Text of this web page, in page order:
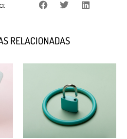
RELACIONADAS